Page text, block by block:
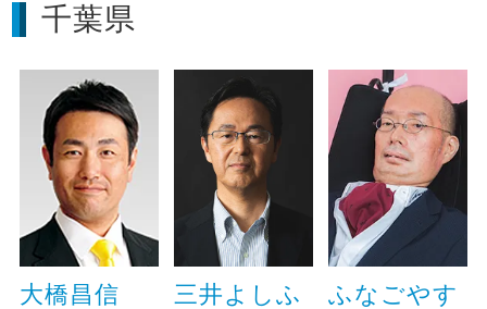
千葉県
大橋昌信
三井よしふ
ふなごやす